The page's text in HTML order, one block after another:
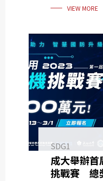
VIEW MORE
SDG1
成大舉辦首
挑戰賽 總